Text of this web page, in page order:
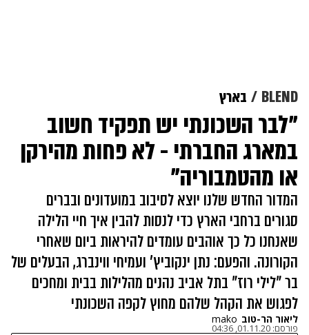
BLEND בארץ
"לבר השכונתי יש תפקיד חשוב
במארג החברתי - לא פחות מהירקן
או מהטמבוריה"
המדור החדש שלנו יוצא לסיבוב במועדונים ובברים
סגורים ברחבי הארץ כדי לנסות להבין איך חיי הלילה
שאנחנו כל כך אוהבים עומדים להיראות ביום שאחרי
הקורונה. והפעם: נתן ינקוביץ' ועמיחי ווינברג, הבעלים של
בר "לילי רוז" בתל אביב נהנים מהלילות בבית ומחכים
לפגוש את הקהל שלהם מחוץ לקפה השכונתי
ליאור הר-טוב mako
פורסם: 01.11.20, 04:36